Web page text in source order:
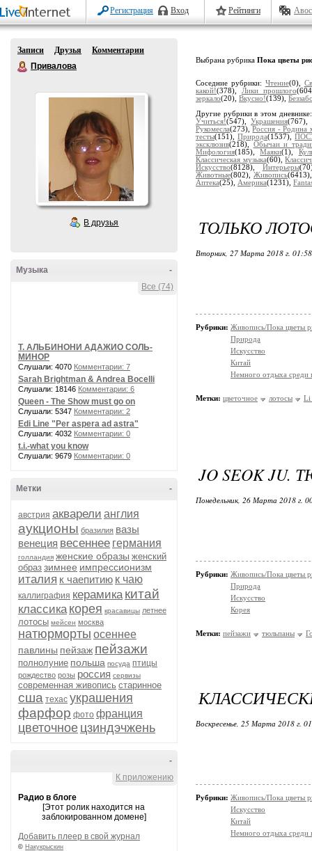
Регистрация Вход Рейтинги
Записи Друзья
Комментарии
Привалова
В друзья
-
Музыка
Все (74)
Т. АЛЬБИНОНИ АДАЖИО СОЛЬ-
МИНОР
Слушали: 4070 Комментарии: 7
Sarah Brightman & Andrea Bocelli
Слушали: 18146 Комментарии: 6
Queen - The Show must go on
Слушали: 5347 Комментарии: 2
Edi Line "Per aspera ad astra"
Слушали: 4032 Комментарии: 0
t.i.-what you know
Слушали: 9679 Комментарии: 0
-
Метки
австрия акварели англия
аукционы бразилия вазы
венеция весеннее германия
голландия женские образы женский
образ зимнее импрессионизм
италия к чаепитию к чаю
каллиграфия керамика китай
классика корея красавицы летнее
лотосы мейсен москва
натюрморты осеннее
павлины пейзаж пейзажи
полнолуние польша посуда птицы
рождество розы россия сервизы
современная живопись старинное
сша техас украшения
фарфор фото франция
цветочное цзиндэчжень
-
К приложению
Радио в блоге
[Этот ролик находится на
заблокированном домене]
Добавить плеер в свой журнал
© Накукрыскин
Выбрана рубрика Пока цветы
Соседние рубрики: Чтение(0),
какой!(378), Лики прошлого
зеркало(20), Вкусно!(139),
Другие рубрики в этом
Учиться!(547),Украшения(767),
Рукомесла(273),Россия - Родина
тесты(151),Природа(1537),
эксклюзив(218), Обычаи и
Мифология(185),Маяки(1),
Классическая музыка(60),
Искусство(8128), Интерьеры
Животные(802), Живопись
Аптека(25), Америка(1231),
ТОЛЬКО
Вторник, 27 Марта 2018 г.
Рубрики: Живопись/Пока цветы
Природа
Искусство
Китай
Немного отдыха среди
Метки: цветочное лотосы Li
JO SEOK
Понедельник, 26 Марта 2018 г.
Рубрики: Живопись/Пока цветы
Природа
Искусство
Корея
Метки: пейзажи тюльпаны
Воскресенье, 25 Марта 2018 г.
Рубрики: Живопись/Пока цветы
Искусство
Китай
Немного отдыха среди